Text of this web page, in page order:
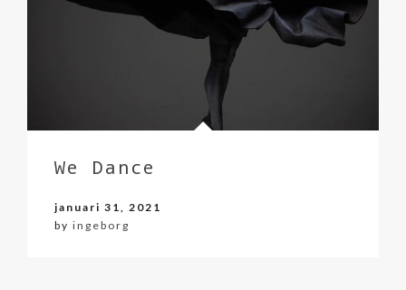
We Dance
januari 31, 2021
by ingeborg